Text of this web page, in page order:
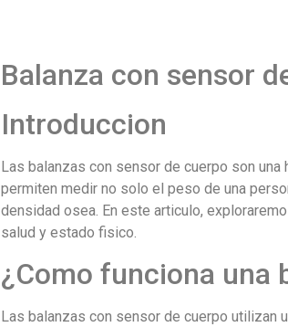
Balanza con sensor
Introduccion
Las balanzas con sensor de cuerpo son
permiten medir no solo el peso de una
densidad osea. En este articulo,
salud y estado fisico.
¿Como funciona una
Las balanzas con sensor de cuerpo utilizan